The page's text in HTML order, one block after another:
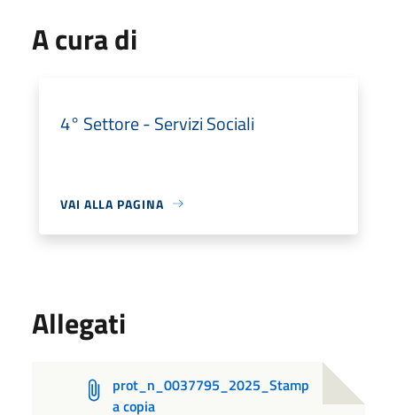
A cura di
4° Settore - Servizi Sociali
VAI ALLA PAGINA
Allegati
prot_n_0037795_2025_Stamp
a copia